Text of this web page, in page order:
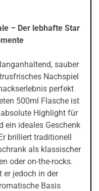
– Der lebhafte Star
sauber
Nachspiel
perfekt
500ml Flasche ist
Highlight für
ein ideales Geschenk
brilliert traditionell
als klassischer
oder on-the-rocks.
er jedoch in der
Basis